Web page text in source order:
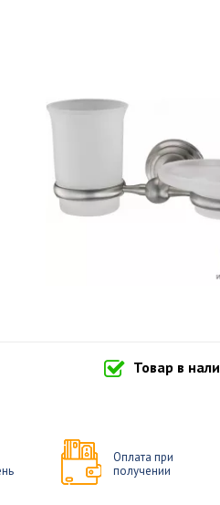
Товар в
Оплата при
получении